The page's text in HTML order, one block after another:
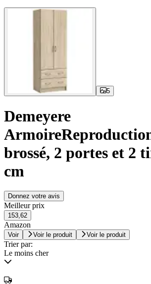
5
Demeyere
brossé, 2 portes et 2
cm
Donnez votre avis
Meilleur prix
153,62
Amazon
Voir Voir le produit Voir le produit
Trier par:
Le moins cher